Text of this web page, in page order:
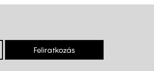
Feliratkozás